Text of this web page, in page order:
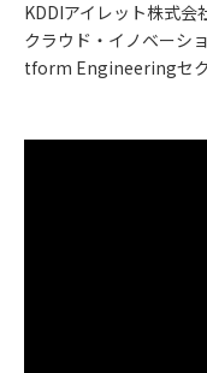
KDDIアイレット株式会
クラウド・イノベーシ
tform Engineeringセ